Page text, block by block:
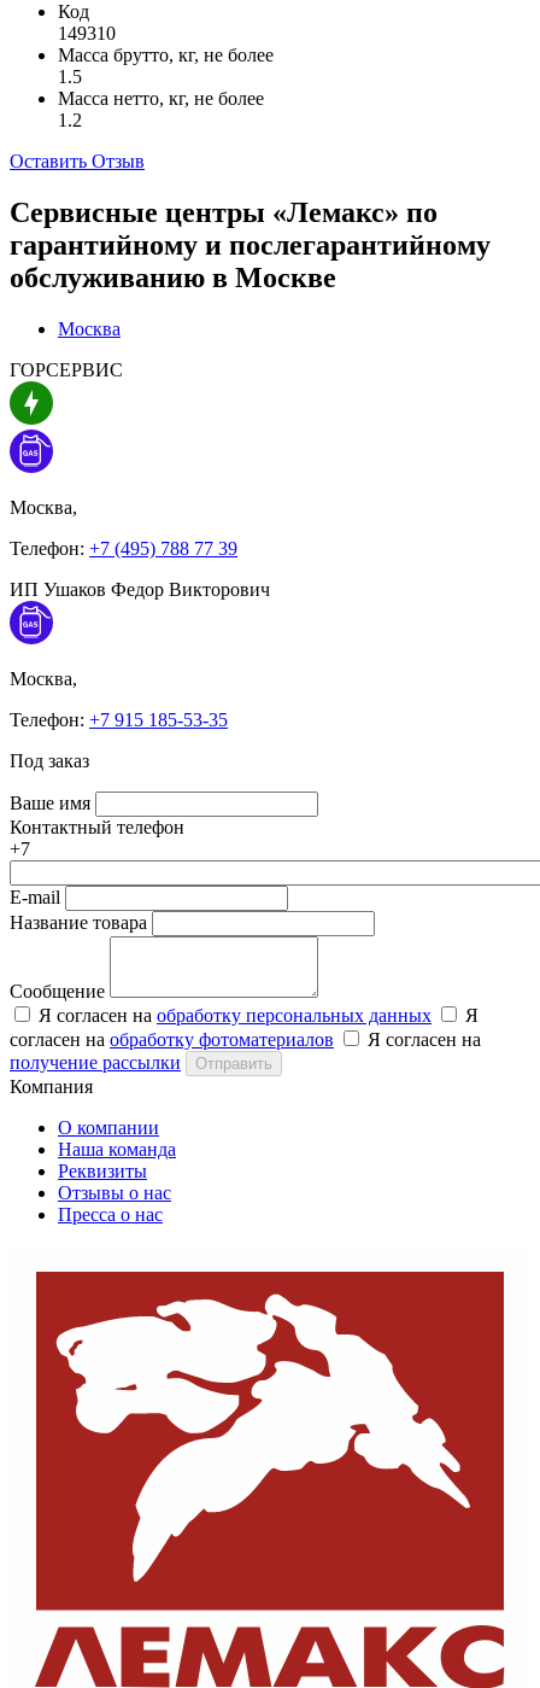
Код
149310
Масса брутто, кг, не более
1.5
Масса нетто, кг, не более
1.2
Оставить Отзыв
Сервисные центры «Лемакс» по
гарантийному и послегарантийному
обслуживанию в Москве
Москва
ГОРСЕРВИС
Москва,
Телефон: +7 (495) 788 77 39
ИП Ушаков Федор Викторович
Москва,
Телефон: +7 915 185-53-35
Под заказ
Ваше имя
Контактный телефон
+7
E-mail
Название товара
Сообщение
Я согласен на обработку персональных данных
Я
согласен на обработку фотоматериалов
Я согласен на
получение рассылки
Отправить
Компания
О компании
Наша команда
Реквизиты
Отзывы о нас
Пресса о нас